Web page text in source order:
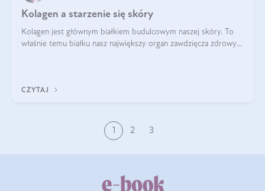
Kolagen a starzenie się skóry
Kolagen jest głównym białkiem budulcowym naszej skóry. To
właśnie temu białku nasz największy organ zawdzięcza zdrowy
CZYTAJ
1 2 3